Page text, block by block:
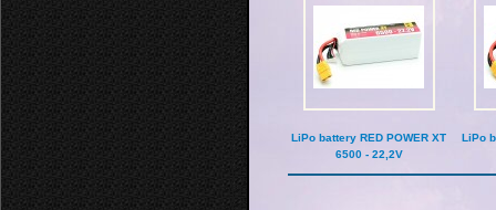
LiPo battery RED POWER XT
6500 - 22,2V
LiPo